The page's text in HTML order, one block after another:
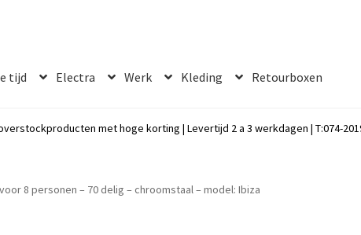
tijd Electra Werk Kleding Retourboxen
met hoge korting | Levertijd 2 a 3 werkdagen | T:074-
8 personen – 70 delig – chroomstaal – model: Ibiza